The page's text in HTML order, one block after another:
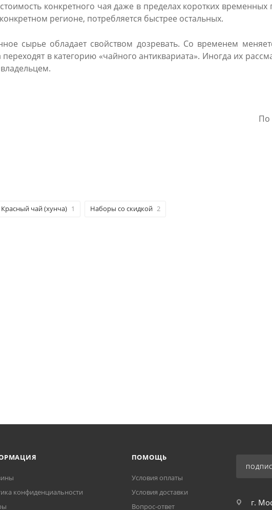
конкретного чая даже в пределах коротких временных
регионе, потребляется быстрее остальных.
сырье обладает свойством дозревать. Со временем
в категорию «чайного антиквариата». Иногда их
По
Красный чай (хунча) 1 Наборы со скидкой 2
конфиденциальности
ПОМОЩЬ
Условия оплаты
Условия доставки
Вопрос-ответ
г.